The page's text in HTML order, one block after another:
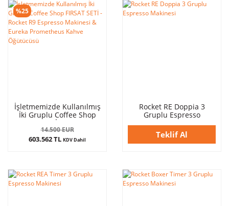
%25
İşletmemizde Kullanılmış
İki Gruplu Coffee Shop
FIRSAT SETİ - Rocket R9
Espresso Makinesi &
Eureka Prometheus
14.500 EUR
603.562 TL KDV Dahil
Rocket RE Doppia 3
Gruplu Espresso
Makinesi
Teklif Al